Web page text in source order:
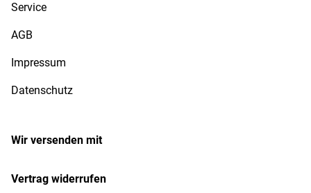
Service
AGB
Impressum
Datenschutz
Wir versenden mit
Vertrag widerrufen